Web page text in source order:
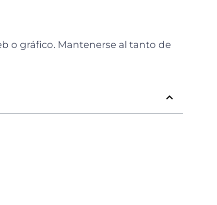
o gráfico. Mantenerse al tanto de